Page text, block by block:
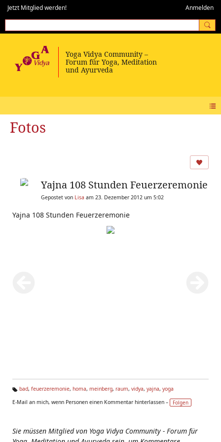
Jetzt Mitglied werden! Anmelden
Fotos
Yajna 108 Stunden Feuerzeremonie
Gepostet von Lisa am 23. Dezember 2012 um 5:02
Yajna 108 Stunden Feuerzeremonie
g
bad, feuerzeremonie, homa, meinberg, raum, vidya, yajna, yoga
E-Mail an mich, wenn Personen einen Kommentar hinterlassen –
Folgen
Sie müssen Mitglied von Yoga Vidya Community - Forum für